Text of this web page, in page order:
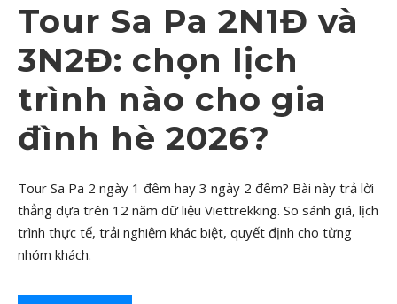
Tour Sa Pa 2N1Đ và
3N2Đ: chọn lịch
trình nào cho gia
đình hè 2026?
Tour Sa Pa 2 ngày 1 đêm hay 3 ngày 2 đêm? Bài này trả lời
thẳng dựa trên 12 năm dữ liệu Viettrekking. So sánh giá, lịch
trình thực tế, trải nghiệm khác biệt, quyết định cho từng
nhóm khách.